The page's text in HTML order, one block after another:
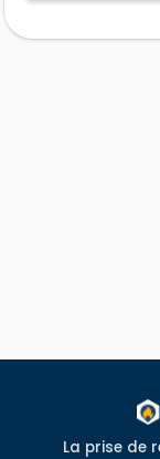
La prise de